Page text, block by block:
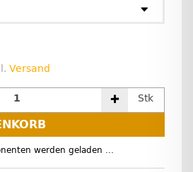
Versand
Stk
werden geladen ...